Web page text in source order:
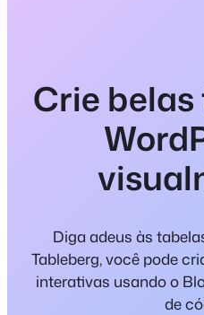
Crie
Diga adeus às
Tableberg, você pode
interativas usando o
de